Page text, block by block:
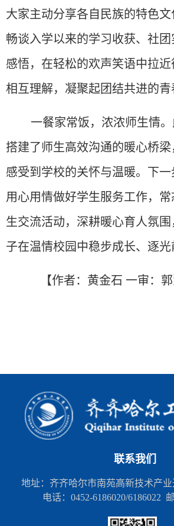
大家主动分享各自民族的特色文
畅谈入学以来的学习收获、社
感悟，在轻松的欢声笑语中拉
相互理解，凝聚起团结共进的青
一餐家常饭，浓浓师生情
搭建了师生高效沟通的暖心桥
感受到学校的关怀与温暖。下
用心用情做好学生服务工作，
生交流活动，深耕暖心育人氛
子在温情校园中稳步成长、逐光
【作者：黄金石 一审：
联系我们
地址：齐齐哈尔市南苑高新技术产
电话：0452-6186020/6186022